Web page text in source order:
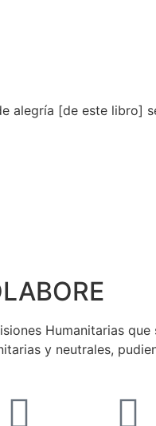
alegría [de este libro]
Humanitarias
y neutrales,